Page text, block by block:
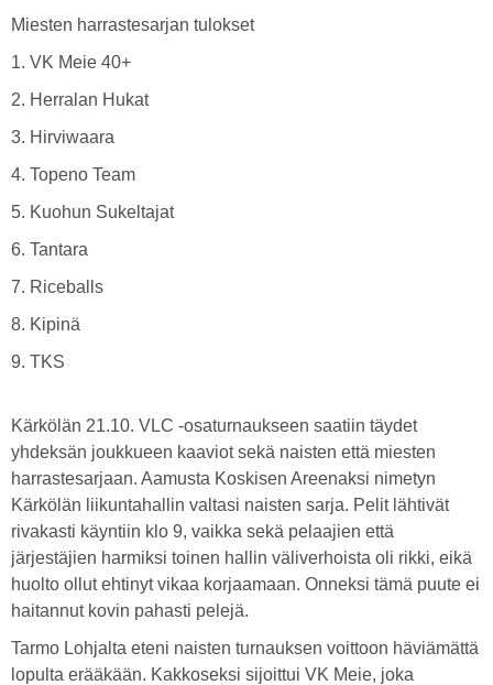
Miesten harrastesarjan tulokset
1. VK Meie 40+
2. Herralan Hukat
3. Hirviwaara
4. Topeno Team
5. Kuohun Sukeltajat
6. Tantara
7. Riceballs
8. Kipinä
9. TKS
Kärkölän 21.10. VLC -osaturnaukseen saatiin täydet
yhdeksän joukkueen kaaviot sekä naisten että miesten
harrastesarjaan. Aamusta Koskisen Areenaksi nimetyn
Kärkölän liikuntahallin valtasi naisten sarja. Pelit lähtivät
rivakasti käyntiin klo 9, vaikka sekä pelaajien että
järjestäjien harmiksi toinen hallin väliverhoista oli rikki, eikä
huolto ollut ehtinyt vikaa korjaamaan. Onneksi tämä puute ei
haitannut kovin pahasti pelejä.
Tarmo Lohjalta eteni naisten turnauksen voittoon häviämättä
lopulta erääkään. Kakkoseksi sijoittui VK Meie, joka